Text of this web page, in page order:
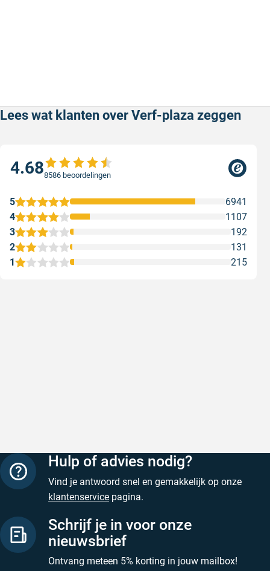
Lees wat klanten over Verf-plaza zeggen
4.688586 beoordelingen
1 215
2 131
3 192
4 1107
5 6941
Hulp of advies nodig?
Vind je antwoord snel en gemakkelijk op onze
klantenservice pagina.
Schrijf je in voor onze
nieuwsbrief
Ontvang meteen 5% korting in jouw mailbox!